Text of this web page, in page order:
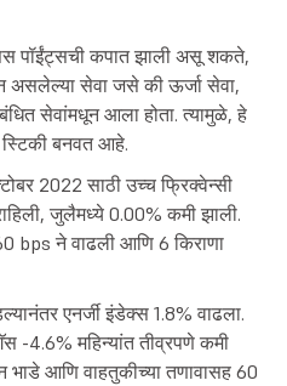
पॉईंट्सची कपात झाली असू शकते,
सेवा जसे की ऊर्जा सेवा,
सेवांमधून आला होता. त्यामुळे, हे
बनवत आहे.
2022 साठी उच्च फ्रिक्वेन्सी
जुलैमध्ये 0.00% कमी झाली.
bps ने वाढली आणि 6 किराणा
एनर्जी इंडेक्स 1.8% वाढला.
-4.6% महिन्यांत तीव्रपणे कमी
भाडे आणि वाहतुकीच्या तणावासह 60